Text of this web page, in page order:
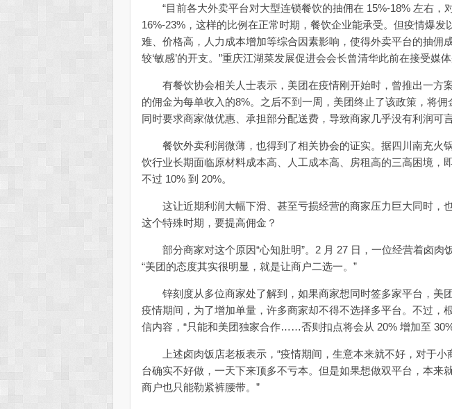
“目前各大外卖平台对大型连锁餐饮的抽佣在 15%-18% 左右，
16%-23%，这样的比例在正常时期，餐饮企业能承受。但疫情爆发
难、价格高，人力成本增加等综合因素影响，使得外卖平台的抽佣
较‘敏感’的开支。”重庆江湖菜发展促进会会长曾清华此前在接受媒体
有餐饮协会相关人士表示，美团在疫情刚开始时，曾推出一方
的佣金为每单收入的8%。之后不到一周，美团终止了该政策，将佣
同时要求商家做优惠、承担部分配送费，导致商家几乎没有利润可言
餐饮外卖利润微薄，也得到了相关协会的证实。据四川南充火
饮行业长期面临原材料成本高、人工成本高、房租高的三高困境，
不过 10% 到 20%。
这让近期利润大幅下滑、甚至亏损经营的商家压力巨大同时，
这个特殊时期，要提高佣金？
部分商家对这个原因“心知肚明”。2 月 27 日，一位经营着卤肉
“美团的态度其实很明显，就是让商户二选一。”
锌刻度从多位商家处了解到，如果商家想同时签多家平台，美
疫情期间，为了增加单量，许多商家却不得不选择多平台。不过，
信内容，“只能和美团独家合作……否则扣点将会从 20% 增加至
上述卤肉饭店老板表示，“疫情期间，生意本来就不好，对于小
台确实不好做，一天下来顶多不亏本。但是如果想做双平台，本来
商户也只能勒紧裤腰带。”